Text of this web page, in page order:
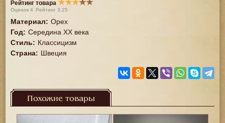
Рейтинг товара★★★★★
Оценок4 Рейтинг3.25
Материал: Орех
Год: Середина XX векa
Стиль: Классицизм
Страна: Швеция
Похожие товары